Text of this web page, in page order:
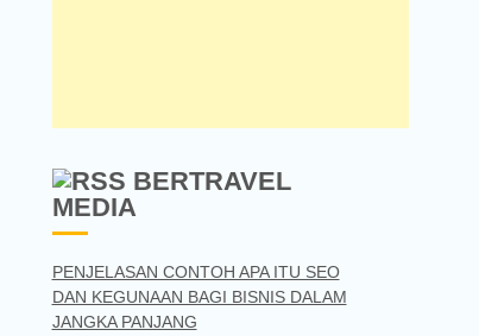
BERTRAVEL
MEDIA
PENJELASAN CONTOH APA ITU SEO
DAN KEGUNAAN BAGI BISNIS DALAM
JANGKA PANJANG